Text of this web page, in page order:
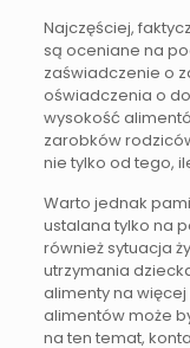
Najczęściej,
są oceniane na
zaświadczenie o
oświadczenia o
wysokość
zarobków
nie tylko od tego,
Warto jednak
ustalana tylko na
również sytuacja
utrzymania
alimenty na
alimentów może
na ten temat,